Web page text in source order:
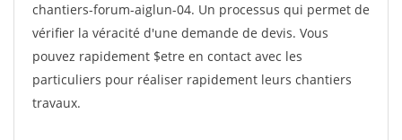
chantiers-forum-aiglun-04. Un processus qui permet de
vérifier la véracité d'une demande de devis. Vous
pouvez rapidement $etre en contact avec les
particuliers pour réaliser rapidement leurs chantiers
travaux.